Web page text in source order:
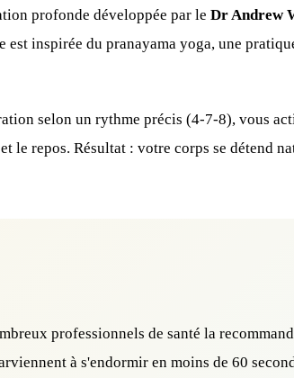
profonde développée par le Dr Andrew
est inspirée du pranayama yoga, une
selon un rythme précis (4-7-8), vous
le repos. Résultat : votre corps se détend
professionnels de santé la
à s'endormir en moins de 60